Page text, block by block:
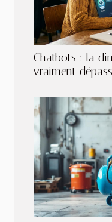
Chatbots : la
vraiment